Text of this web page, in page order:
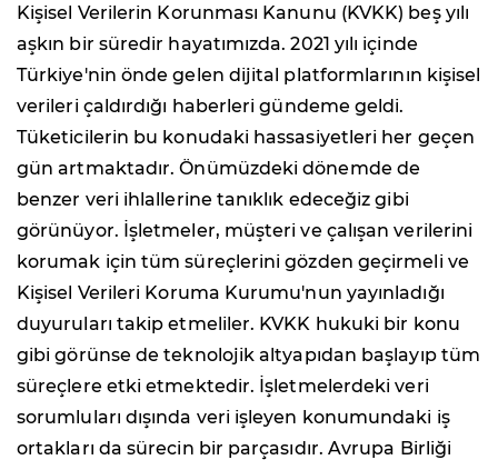
Kişisel Verilerin Korunması Kanunu (KVKK) beş yılı
aşkın bir süredir hayatımızda. 2021 yılı içinde
Türkiye'nin önde gelen dijital platformlarının kişisel
verileri çaldırdığı haberleri gündeme geldi.
Tüketicilerin bu konudaki hassasiyetleri her geçen
gün artmaktadır. Önümüzdeki dönemde de
benzer veri ihlallerine tanıklık edeceğiz gibi
görünüyor. İşletmeler, müşteri ve çalışan verilerini
korumak için tüm süreçlerini gözden geçirmeli ve
Kişisel Verileri Koruma Kurumu'nun yayınladığı
duyuruları takip etmeliler. KVKK hukuki bir konu
gibi görünse de teknolojik altyapıdan başlayıp tüm
süreçlere etki etmektedir. İşletmelerdeki veri
sorumluları dışında veri işleyen konumundaki iş
ortakları da sürecin bir parçasıdır. Avrupa Birliği